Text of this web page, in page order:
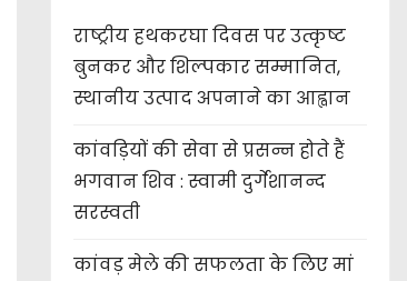
राष्ट्रीय हथकरघा दिवस पर उत्कृष्ट
बुनकर और शिल्पकार सम्मानित,
स्थानीय उत्पाद अपनाने का आह्वान
कांवड़ियों की सेवा से प्रसन्न होते हैं
भगवान शिव : स्वामी दुर्गेशानन्द
सरस्वती
कांवड़ मेले की सफलता के लिए मां